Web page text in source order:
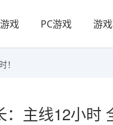
戏 PC游戏 游
！
主线12小时